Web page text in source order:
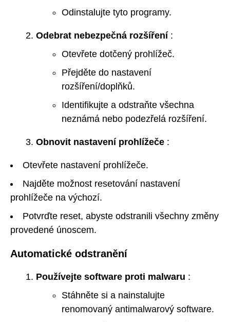
Odinstalujte tyto programy.
Odebrat nebezpečná rozšíření :
Otevřete dotčený prohlížeč.
Přejděte do nastavení
rozšíření/doplňků.
Identifikujte a odstraňte všechna
neznámá nebo podezřelá rozšíření.
Obnovit nastavení prohlížeče :
Otevřete nastavení prohlížeče.
Najděte možnost resetování nastavení
prohlížeče na výchozí.
Potvrďte reset, abyste odstranili všechny změny
provedené únoscem.
Automatické odstranění
Používejte software proti malwaru :
Stáhněte si a nainstalujte
renomovaný antimalwarový software.